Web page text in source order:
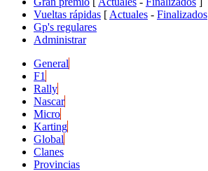
Vueltas rápidas [ Actuales - Finalizados
Gp's regulares
Administrar
General
F1
Rally
Nascar
Micro
Karting
Global
Clanes
Provincias